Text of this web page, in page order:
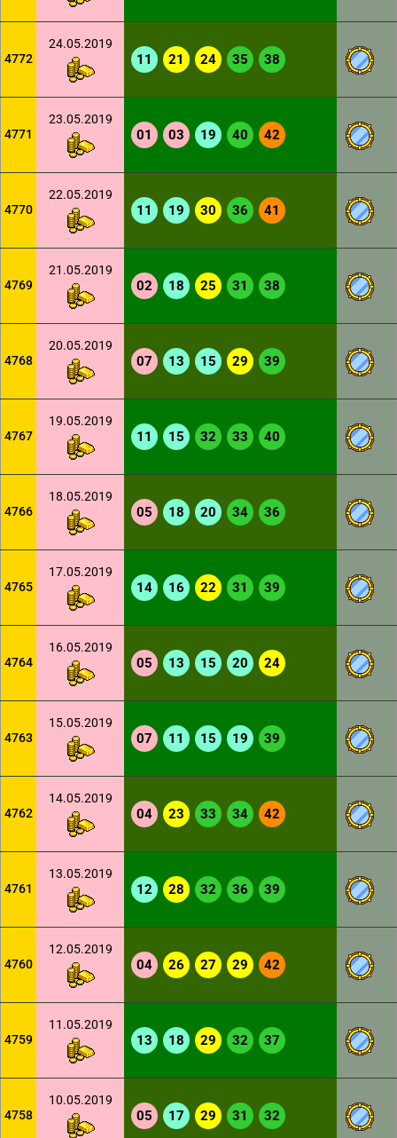
4772
24.05.2019
11 21 24 35 38
4771
23.05.2019
01 03 19 40 42
4770
22.05.2019
11 19 30 36 41
4769
21.05.2019
02 18 25 31 38
4768
20.05.2019
07 13 15 29 39
4767
19.05.2019
11 15 32 33 40
4766
18.05.2019
05 18 20 34 36
4765
17.05.2019
14 16 22 31 39
4764
16.05.2019
05 13 15 20 24
4763
15.05.2019
07 11 15 19 39
4762
14.05.2019
04 23 33 34 42
4761
13.05.2019
12 28 32 36 39
4760
12.05.2019
04 26 27 29 42
4759
11.05.2019
13 18 29 32 37
4758
10.05.2019
05 17 29 31 32